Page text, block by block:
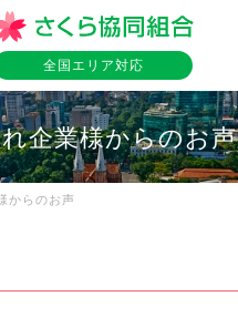
全国エリア対応
企業様からのお声
からのお声